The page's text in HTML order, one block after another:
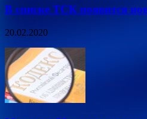
В списке ТСК появится
20.02.2020